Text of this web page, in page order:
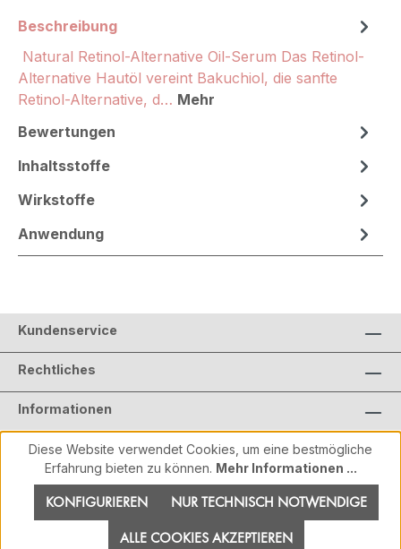
Beschreibung
Natural Retinol-Alternative Oil-Serum Das Retinol-
Alternative Hautöl vereint Bakuchiol, die sanfte
Retinol-Alternative, d… Mehr
Bewertungen
Inhaltsstoffe
Wirkstoffe
Anwendung
Kundenservice
Rechtliches
Informationen
Diese Website verwendet Cookies, um eine bestmögliche
Erfahrung bieten zu können. Mehr Informationen ...
NUR TECHNISCH NOTWENDIGE
KONFIGURIEREN
ALLE COOKIES AKZEPTIEREN